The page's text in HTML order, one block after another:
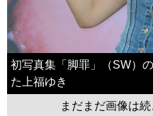
初写真集「脚罪」（SW）
た上福ゆき
まだまだ画像は